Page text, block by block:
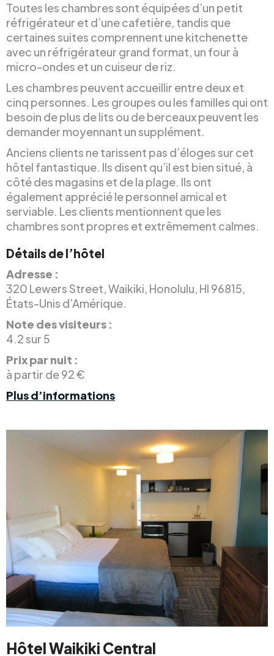
Toutes les chambres sont équipées d’un petit
réfrigérateur et d’une cafetière, tandis que
certaines suites comprennent une kitchenette
avec un réfrigérateur grand format, un four à
micro-ondes et un cuiseur de riz.
Les chambres peuvent accueillir entre deux et
cinq personnes. Les groupes ou les familles qui ont
besoin de plus de lits ou de berceaux peuvent les
demander moyennant un supplément.
Anciens clients ne tarissent pas d’éloges sur cet
hôtel fantastique. Ils disent qu’il est bien situé, à
côté des magasins et de la plage. Ils ont
également apprécié le personnel amical et
serviable. Les clients mentionnent que les
chambres sont propres et extrêmement calmes.
Détails de l’hôtel
Adresse :
320 Lewers Street, Waikiki, Honolulu, HI 96815,
États-Unis d’Amérique.
Note des visiteurs :
4.2 sur 5
Prix par nuit :
à partir de 92 €
Plus d’informations
Hôtel Waikiki Central